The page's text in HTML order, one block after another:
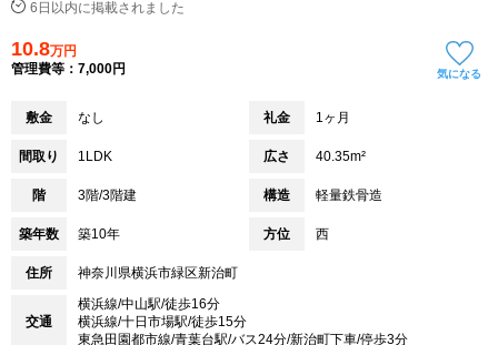
6日以内に掲載されました
10.8万円
管理費等：7,000円
気になる
敷金 なし 礼金 1ヶ月
間取り 1LDK 広さ 40.35m²
階 3階/3階建 構造 軽量鉄骨造
築年数 築10年 方位 西
住所 神奈川県横浜市緑区新治町
交通
横浜線/中山駅/徒歩16分
横浜線/十日市場駅/徒歩15分
東急田園都市線/青葉台駅/バス24分/新治町下車/停歩3分